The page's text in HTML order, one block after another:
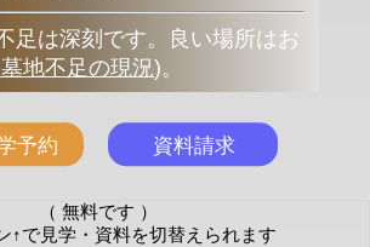
足は深刻です。良い場所はお
地不足の現況)。
（ 無料です ）
↑で見学・資料を切替えられます